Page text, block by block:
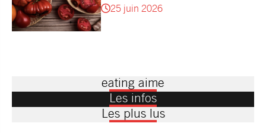
25 juin 2026
eating aime
Les infos
Les plus lus